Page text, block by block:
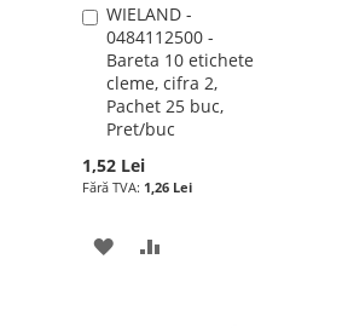
WIELAND -
0484112500 -
Bareta 10 etichete
cleme, cifra 2,
Pachet 25 buc,
Pret/buc
1,52 Lei
1,26 Lei
Adauga
în
cos
ADAUGATI